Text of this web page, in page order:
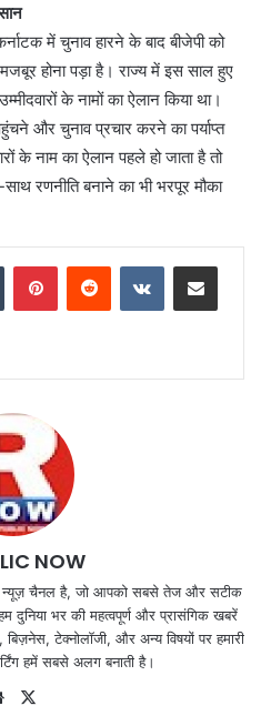
में चुनाव हारने के बाद बीजेपी को
होना पड़ा है। राज्य में इस साल हुए
के नामों का ऐलान किया था।
और चुनाव प्रचार करने का पर्याप्त
के नाम का ऐलान पहले हो जाता है तो
रणनीति बनाने का भी भरपूर मौका
Tumblr PinterestReddit VKontakteShare via Email
NOW
चैनल है, जो आपको सबसे तेज और सटीक
दुनिया भर की महत्वपूर्ण और प्रासंगिक खबरें
टेक्नोलॉजी, और अन्य विषयों पर हमारी
हमें सबसे अलग बनाती है।
Website